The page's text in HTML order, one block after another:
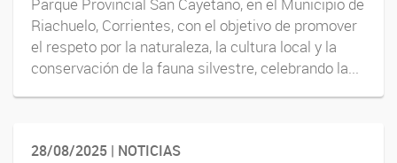
Parque Provincial San Cayetano, en el Municipio de
Riachuelo, Corrientes, con el objetivo de promover
el respeto por la naturaleza, la cultura local y la
conservación de la fauna silvestre, celebrando la...
28/08/2025 | NOTICIAS